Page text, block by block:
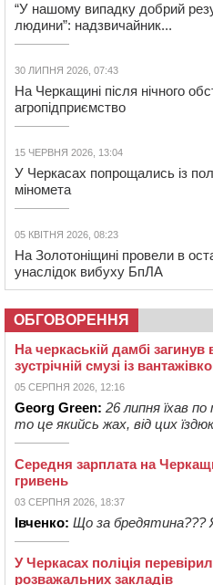
“У нашому випадку добрий
людини”: надзвичайник...
30 ЛИПНЯ 2026, 07:43
На Черкащині після нічного
агропідприємство
15 ЧЕРВНЯ 2026, 13:04
У Черкасах попрощались із
міномета
05 КВІТНЯ 2026, 08:23
На Золотоніщині провели в
унаслідок вибуху БпЛА
ОБГОВОРЕННЯ
На черкаській дамбі загинув
зустрічній смузі із
05 СЕРПНЯ 2026, 12:16
Georg Green: 26 липня їхав
то це якийсь жах, від цих
Середня зарплата на
гривень
03 СЕРПНЯ 2026, 18:37
Івченко: Що за бредятина???
У Черкасах поліція
розважальних закладів